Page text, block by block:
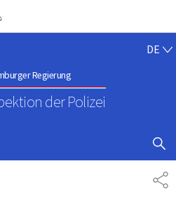
Inhalt
Regierung
der Polizei
DE